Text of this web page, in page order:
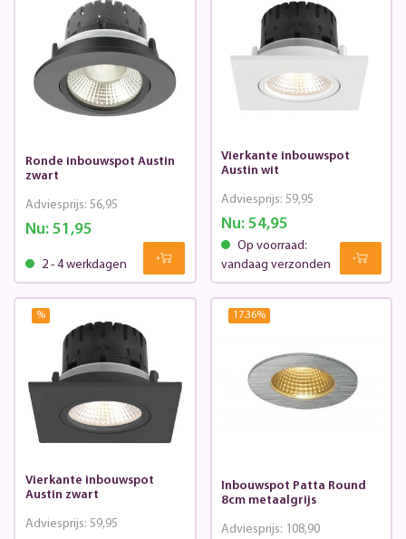
Ronde inbouwspot Austin
zwart
Nu:51,95
Adviesprijs: 56,95
2 - 4 werkdagen
Vierkante inbouwspot
Austin wit
Nu: 54,95
Adviesprijs: 59,95
Op voorraad:
vandaag verzonden
%
Vierkante inbouwspot
Austin zwart
Adviesprijs: 59,95
17.36%
Inbouwspot Patta Round
8cm metaalgrijs
Adviesprijs: 108,90